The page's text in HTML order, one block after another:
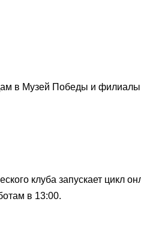
в Музей Победы и филиалы
клуба запускает цикл
в 13:00.